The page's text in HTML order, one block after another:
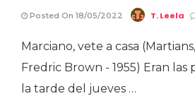
Posted On 18/05/2022 T. Leela
Marciano, vete a casa
Fredric Brown - 1955) Eran las
la tarde del jueves …